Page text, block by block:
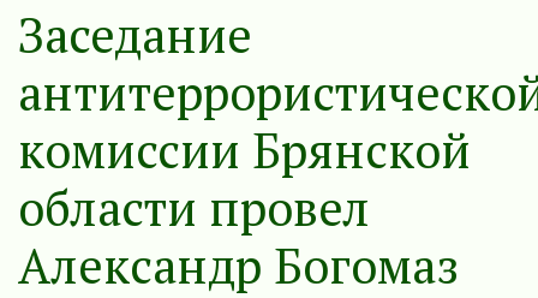
Заседание
комиссии Брянской
области провел
Александр Богомаз